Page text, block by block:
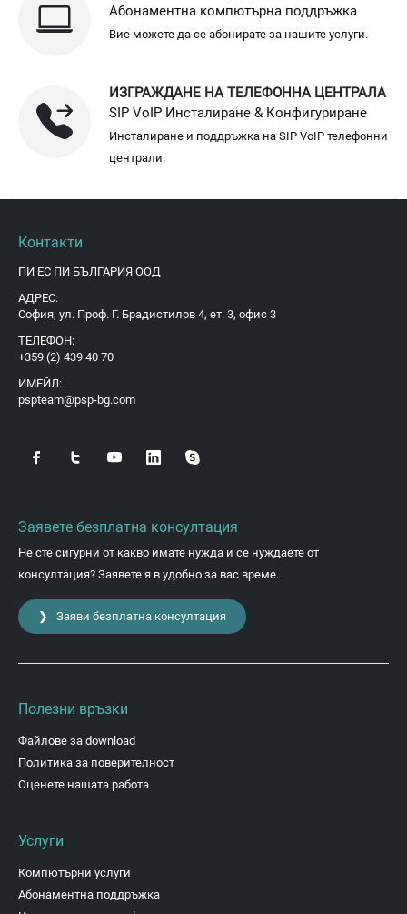
Абонаментна компютърна поддръжка
Вие можете да се абонирате за нашите услуги.
ИЗГРАЖДАНЕ НА ТЕЛЕФОННА ЦЕНТРАЛА
SIP VoIP Инсталиране & Конфигуриране
Инсталиране и поддръжка на SIP VoIP телефонни
централи.
Контакти
ПИ ЕС ПИ БЪЛГАРИЯ ООД
АДРЕС:
София, ул. Проф. Г. Брадистилов 4, ет. 3, офис 3
ТЕЛЕФОН:
+359 (2) 439 40 70
ИМЕЙЛ:
pspteam@psp-bg.com
Заявете безплатна консултация
Не сте сигурни от какво имате нужда и се нуждаете от
консултация? Заявете я в удобно за вас време.
❯ Заяви безплатна консултация
Полезни връзки
Файлове за download
Политика за поверителност
Оценете нашата работа
Услуги
Компютърни услуги
Абонаментна поддръжка